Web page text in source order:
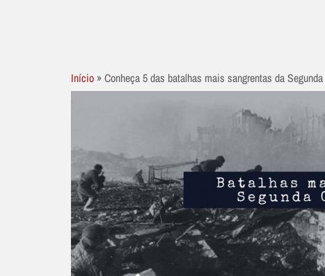
Início »Conheça 5 das batalhas mais sangrentas da